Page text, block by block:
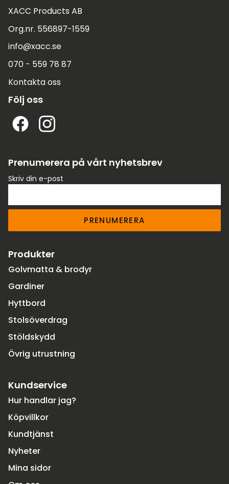
XACC Products AB
Org.nr. 556897-1559
info@xacc.se
070 - 559 78 87
Kontakta oss
Följ oss
Prenumerera på vårt nyhetsbrev
Skriv din e-post
PRENUMERERA
Produkter
Golvmatta & brodyr
Gardiner
Hyttbord
Stolsöverdrag
Stöldskydd
Övrig utrustning
Kundservice
Hur handlar jag?
Köpvillkor
Kundtjänst
Nyheter
Mina sidor